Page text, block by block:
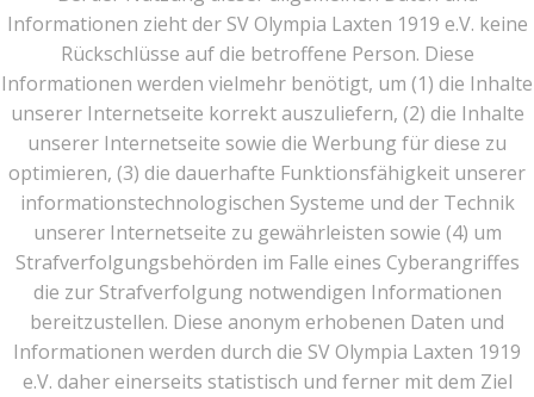
Informationen zieht der SV Olympia Laxten 1919 e.V. keine
Rückschlüsse auf die betroffene Person. Diese
Informationen werden vielmehr benötigt, um (1) die Inhalte
unserer Internetseite korrekt auszuliefern, (2) die Inhalte
unserer Internetseite sowie die Werbung für diese zu
optimieren, (3) die dauerhafte Funktionsfähigkeit unserer
informationstechnologischen Systeme und der Technik
unserer Internetseite zu gewährleisten sowie (4) um
Strafverfolgungsbehörden im Falle eines Cyberangriffes
die zur Strafverfolgung notwendigen Informationen
bereitzustellen. Diese anonym erhobenen Daten und
Informationen werden durch die SV Olympia Laxten 1919
e.V. daher einerseits statistisch und ferner mit dem Ziel